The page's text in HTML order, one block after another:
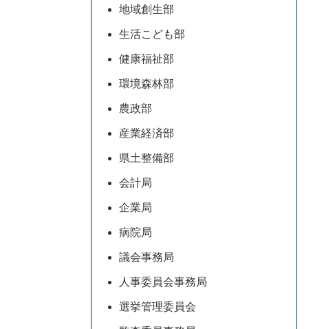
地域創生部
生活こども部
健康福祉部
環境森林部
農政部
産業経済部
県土整備部
会計局
企業局
病院局
議会事務局
人事委員会事務局
選挙管理委員会